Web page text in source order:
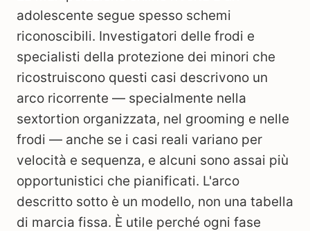
adolescente segue spesso schemi
riconoscibili. Investigatori delle frodi e
specialisti della protezione dei minori che
ricostruiscono questi casi descrivono un
arco ricorrente — specialmente nella
sextortion organizzata, nel grooming e nelle
frodi — anche se i casi reali variano per
velocità e sequenza, e alcuni sono assai più
opportunistici che pianificati. L'arco
descritto sotto è un modello, non una tabella
di marcia fissa. È utile perché ogni fase